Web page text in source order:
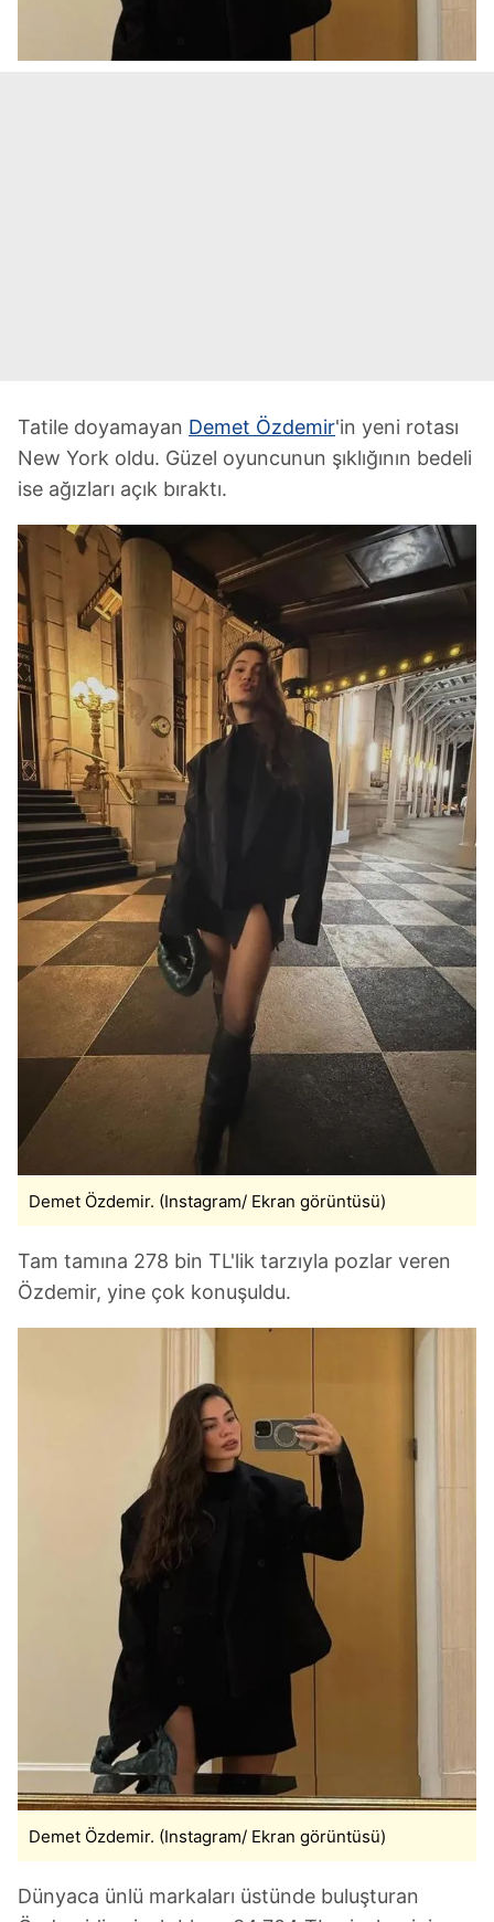
Tatile doyamayan Demet Özdemir'in yeni rotası
New York oldu. Güzel oyuncunun şıklığının bedeli
ise ağızları açık bıraktı.
Demet Özdemir. (Instagram/ Ekran görüntüsü)
Tam tamına 278 bin TL'lik tarzıyla pozlar veren
Özdemir, yine çok konuşuldu.
Demet Özdemir. (Instagram/ Ekran görüntüsü)
Dünyaca ünlü markaları üstünde buluşturan